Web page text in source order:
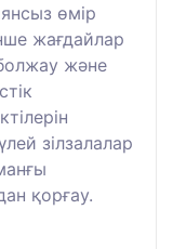
өмір
жағдайлар
және
зілзалалар
қорғау.